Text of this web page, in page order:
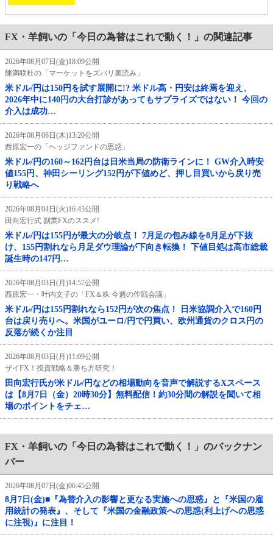
FX・羊飼いの「今日の為替はこれで動く！」の関連記事
2026年08月07日(金)18:09公開
陳満咲杜の「マーケットをズバリ裏読み」
米ドル/円は150円を試す展開に!? 米ドル高・円安は終焉を迎え、
2026年中に140円の大台打診があってもサプライズではない！ 今回の
介入は成功…
2026年08月06日(木)13:20公開
西原宏一の「ヘッジファンドの思惑」
米ドル/円の160～162円台は日米当局の防衛ラインに！ GW介入時安
値155円、神田シーリング152円が下値めど、押し目買いから戻り売
り戦略へ
2026年08月04日(火)16:43公開
田向宏行式 副業FXのススメ!
米ドル/円は155円が最大の分岐点！ 7月足の包み線を8月足が下抜
け、155円割れなら月足ダウ理論が下向き転換！ 下値目処は高市総裁
誕生時の147円…
2026年08月03日(月)14:57公開
西原宏一・叶内文子の「FX＆株 今週の作戦会議」
米ドル/円は155円割れなら152円が次の焦点！ 日米協調介入で160円
台は戻り売りへ。米国がユーロ/円で円買い、欧州通貨のクロス円の
反落が続くか注目
2026年08月03日(月)11:09公開
ザイFX！投資戦略＆勝ち方研究！
田向宏行氏が米ドル/円などの相場動向を音声で解説するXスペース
は【8月7日（金）20時30分】無料配信！約30分間の解説を聞いて相
場のポイントをチェ…
FX・羊飼いの「今日の為替はこれで動く！」のバックナン
バー
2026年08月07日(金)06:45公開
8月7日(金)■『為替介入の影響と更なる実施への思惑』と『米国の雇
用統計の発表』、そして『米国の金融政策への思惑(利上げへの思惑
に注視)』に注目！